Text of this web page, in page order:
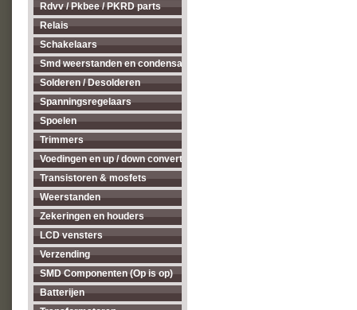
Rdvv / Pkbee / PKRD parts
Relais
Schakelaars
Smd weerstanden en condensatoren
Solderen / Desolderen
Spanningsregelaars
Spoelen
Trimmers
Voedingen en up / down converters
Transistoren & mosfets
Weerstanden
Zekeringen en houders
LCD vensters
Verzending
SMD Componenten (Op is op)
Batterijen